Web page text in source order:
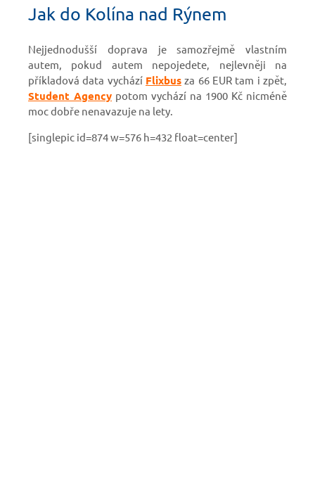
Jak do Kolína nad Rýnem
Nejjednodušší doprava je samozřejmě vlastním
autem, pokud autem nepojedete, nejlevněji na
příkladová data vychází Flixbus za 66 EUR tam i zpět,
Student Agency potom vychází na 1900 Kč nicméně
moc dobře nenavazuje na lety.
[singlepic id=874 w=576 h=432 float=center]